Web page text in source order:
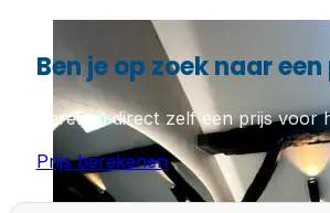
Ben je op zoek naar
Bereken direct zelf een prijs
Prijs berekenen